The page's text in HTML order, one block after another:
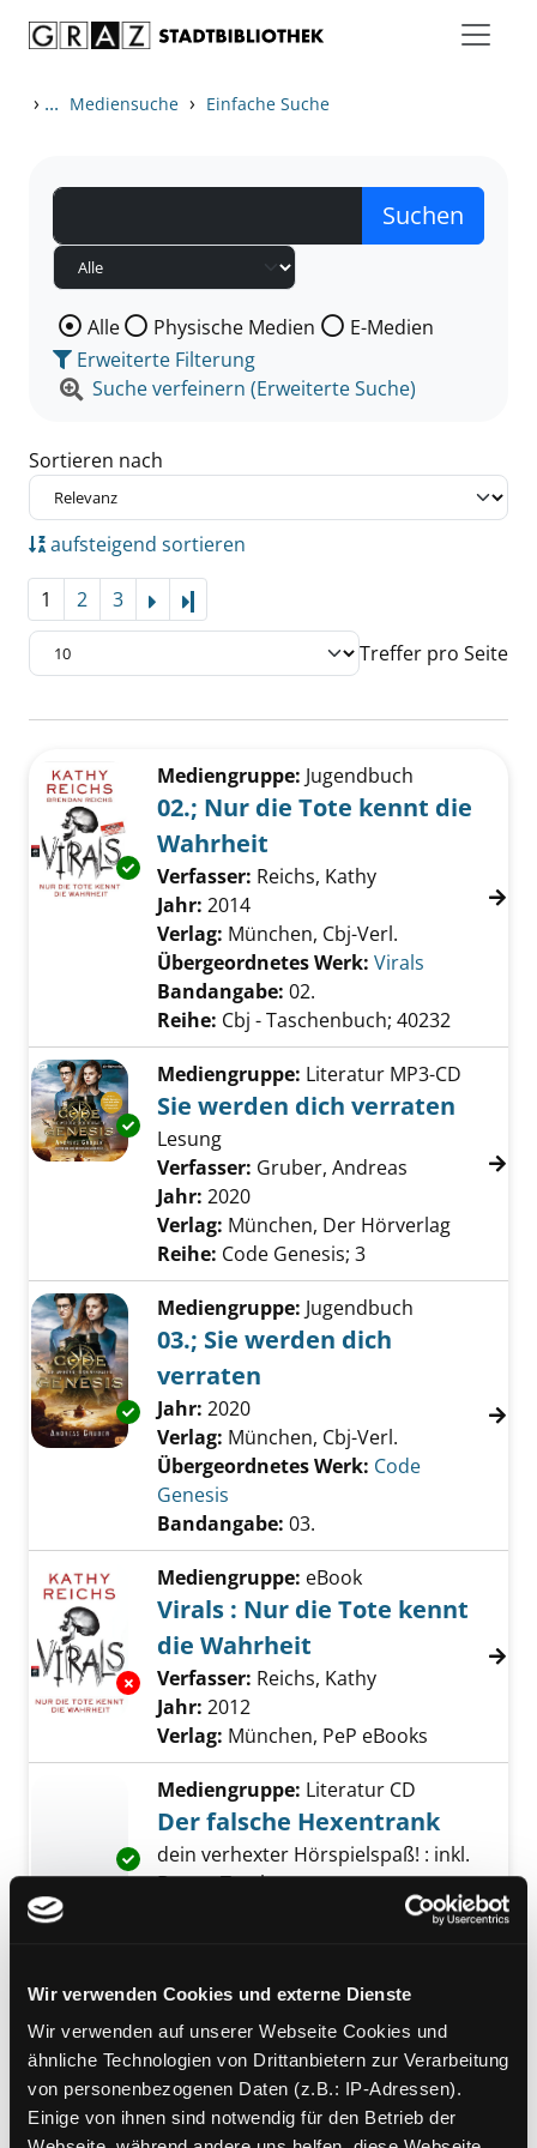
Wir verwenden Cookies und externe Dienste
Wir verwenden auf unserer Webseite Cookies und
ähnliche Technologien von Drittanbietern zur Verarbeitung
von personenbezogenen Daten (z.B.: IP-Adressen).
Einige von ihnen sind notwendig für den Betrieb der
› ... Mediensuche › Einfache Suche
Wählen Sie die Medienart nach der Sie suchen wollen.
Alle Physische Medien
E-Medien
Erweiterte Filterung
Suche verfeinern (Erweiterte Suche)
Sortieren nach
aufsteigend sortieren
1 2 3
Treffer pro Seite
Zu den Suchfiltern springen
Exemplar-Details von 02.; Nur die Tote
Mediengruppe: Jugendbuch
02.; Nur die Tote kennt die
Wahrheit
Verfasser: Reichs, Kathy
Jahr: 2014
Verlag: München, Cbj-Verl.
Übergeordnetes Werk: Virals
Bandangabe: 02.
Reihe: Cbj - Taschenbuch; 40232
Exemplar-Details von Sie werden dich
Mediengruppe: Literatur MP3-CD
Sie werden dich verraten
Lesung
Verfasser: Gruber, Andreas Suche nach
Jahr: 2020
Verlag: München, Der Hörverlag
Reihe: Code Genesis; 3
Exemplar-Details von 03.; Sie werden dich
Mediengruppe: Jugendbuch
03.; Sie werden dich
verraten
Suche nach diesem Verfasser
Jahr: 2020
Verlag: München, Cbj-Verl.
Übergeordnetes Werk: Code
Genesis
Bandangabe: 03.
Exemplar-Details von Virals : Nur die Tote
Mediengruppe: eBook
Virals : Nur die Tote kennt
die Wahrheit
Verfasser: Reichs, Kathy
Jahr: 2012
Verlag: München, PeP eBooks
Exemplar-Details von Der falsche
Mediengruppe: Literatur CD
Der falsche Hexentrank
dein verhexter Hörspielspaß! : inkl.
Bonus-Track
Schlecht, SebastianSuche
GmbH
Reihe:Bibi Blocksberg; 163
Mediengruppe:Kinderbuch
02; Hilfe, die Roboter sind